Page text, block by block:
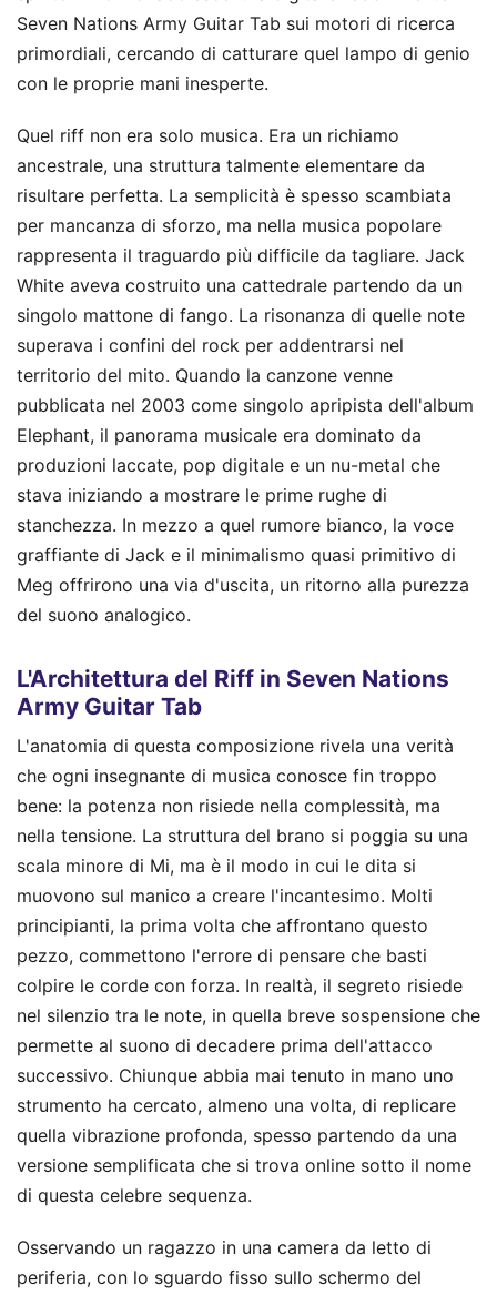
Seven Nations Army Guitar Tab sui motori di ricerca
primordiali, cercando di catturare quel lampo di genio
con le proprie mani inesperte.
Quel riff non era solo musica. Era un richiamo
ancestrale, una struttura talmente elementare da
risultare perfetta. La semplicità è spesso scambiata
per mancanza di sforzo, ma nella musica popolare
rappresenta il traguardo più difficile da tagliare. Jack
White aveva costruito una cattedrale partendo da un
singolo mattone di fango. La risonanza di quelle note
superava i confini del rock per addentrarsi nel
territorio del mito. Quando la canzone venne
pubblicata nel 2003 come singolo apripista dell'album
Elephant, il panorama musicale era dominato da
produzioni laccate, pop digitale e un nu-metal che
stava iniziando a mostrare le prime rughe di
stanchezza. In mezzo a quel rumore bianco, la voce
graffiante di Jack e il minimalismo quasi primitivo di
Meg offrirono una via d'uscita, un ritorno alla purezza
del suono analogico.
L'Architettura del Riff in Seven Nations
Army Guitar Tab
L'anatomia di questa composizione rivela una verità
che ogni insegnante di musica conosce fin troppo
bene: la potenza non risiede nella complessità, ma
nella tensione. La struttura del brano si poggia su una
scala minore di Mi, ma è il modo in cui le dita si
muovono sul manico a creare l'incantesimo. Molti
principianti, la prima volta che affrontano questo
pezzo, commettono l'errore di pensare che basti
colpire le corde con forza. In realtà, il segreto risiede
nel silenzio tra le note, in quella breve sospensione che
permette al suono di decadere prima dell'attacco
successivo. Chiunque abbia mai tenuto in mano uno
strumento ha cercato, almeno una volta, di replicare
quella vibrazione profonda, spesso partendo da una
versione semplificata che si trova online sotto il nome
di questa celebre sequenza.
Osservando un ragazzo in una camera da letto di
periferia, con lo sguardo fisso sullo schermo del